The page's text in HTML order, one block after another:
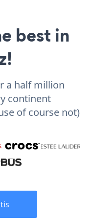
best in
a half million
continent
of course not)